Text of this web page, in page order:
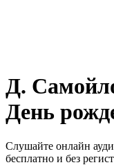
Д.
День
Слушайте онлайн
бесплатно и без